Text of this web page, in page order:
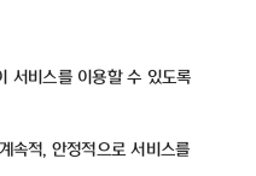
서비스를 이용할 수 있도록
속적, 안정적으로 서비스를